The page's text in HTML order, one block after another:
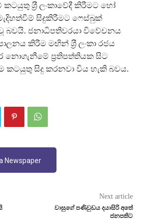
ශ‍්‍රී ලංකාවේදී කිරීමට හෝ
මැදිහත්වීම් සිදුකිරීමට ෆෙස්බුක්
ජනාධිපතිවරයා විවේචනය
කිරීම මඟින් ශ‍්‍රී ලංකා රජය
නොගැනීමේ ප‍්‍රතිපත්තියක සිට
සිදු කරනවා විය හැකි බවය.
Newspaper
Next article
වාසුගේ පණිවුඩය දයාසිරි අතේ
ජනපතිට